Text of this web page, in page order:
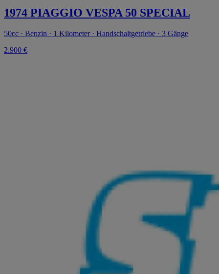
1974 PIAGGIO VESPA 50 SPECIAL
50cc · Benzin · 1 Kilometer · Handschaltgetriebe · 3 Gänge
2.900 €